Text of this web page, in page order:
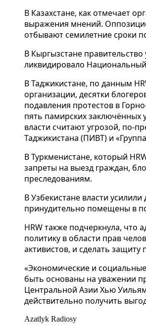
В Казахстане, как отмечает
выражения мнений.
отбывают семилетние сроки
В Кыргызстане
ликвидировало
В Таджикистане, по данным
организации, десятки
подавления протестов в
пять памирских заключённых
власти считают угрозой, по-
Таджикистана (ПИВТ) и
В Туркменистане, который
запреты на выезд граждан,
преследованиям.
В Узбекистане власти
принудительно помещены в
HRW также подчеркнула,
политику в области прав
активистов, и сделать
«Экономические и
быть основаны на уважении
Центральной Азии Хью
действительно получить
Azatlyk Radiosy